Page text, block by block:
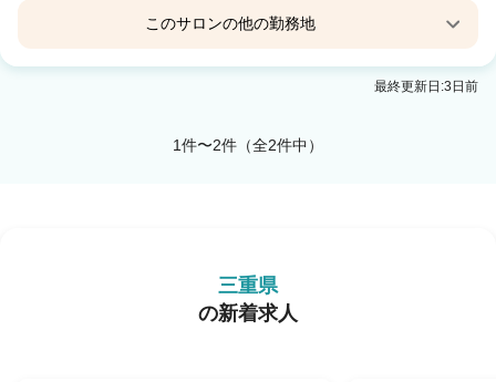
このサロンの他の勤務地
Agu hair Cerezo桑名
最終更新日:3日前
1件〜2件（全2件中）
三重県
の新着求人